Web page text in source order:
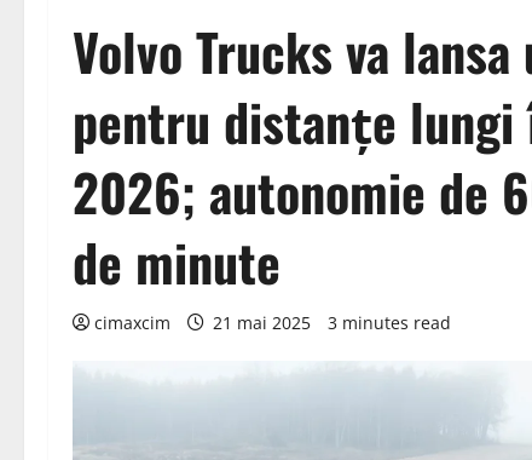
Volvo Trucks va
pentru distanțe
2026; autonomie de
de minute
cimaxcim 21 mai 2025 3 minutes read